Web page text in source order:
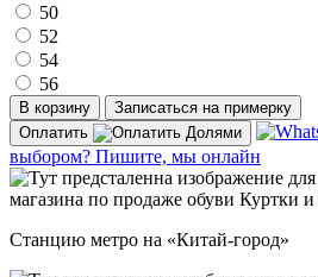
50
52
54
56
В корзину
Записаться на примерку
Оплатить
выбором? Пишите, мы онлайн
Станцию метро на «Китай-город»